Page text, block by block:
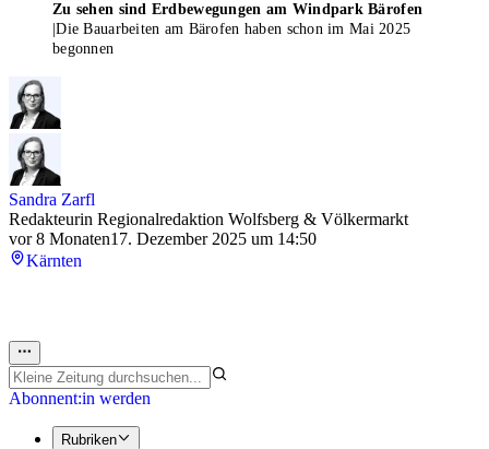
Zu sehen sind Erdbewegungen am Windpark Bärofen
|Die Bauarbeiten am Bärofen haben schon im Mai 2025
begonnen
Sandra Zarfl
Redakteurin Regionalredaktion Wolfsberg & Völkermarkt
vor 8 Monaten17. Dezember 2025 um 14:50
Kärnten
Abonnent:in werden
Rubriken